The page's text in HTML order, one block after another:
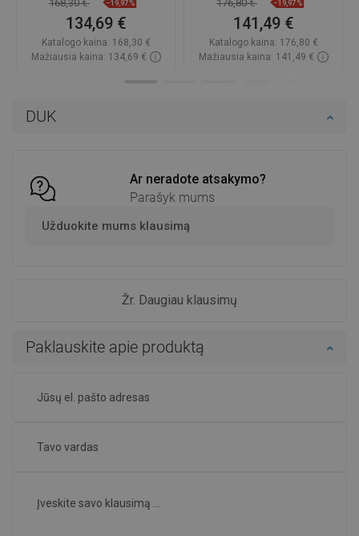
DUK
Ar neradote atsakymo?
Parašyk mums
Užduokite mums klausimą
Žr. Daugiau klausimų
Paklauskite apie produktą
168,30 € −19,97%
134,69 €
Katalogo kaina: 168,30 €
Mažiausia kaina: 134,69 €
176,80 € −19,97%
141,49 €
Katalogo kaina: 176,80 €
Mažiausia kaina: 141,49 €